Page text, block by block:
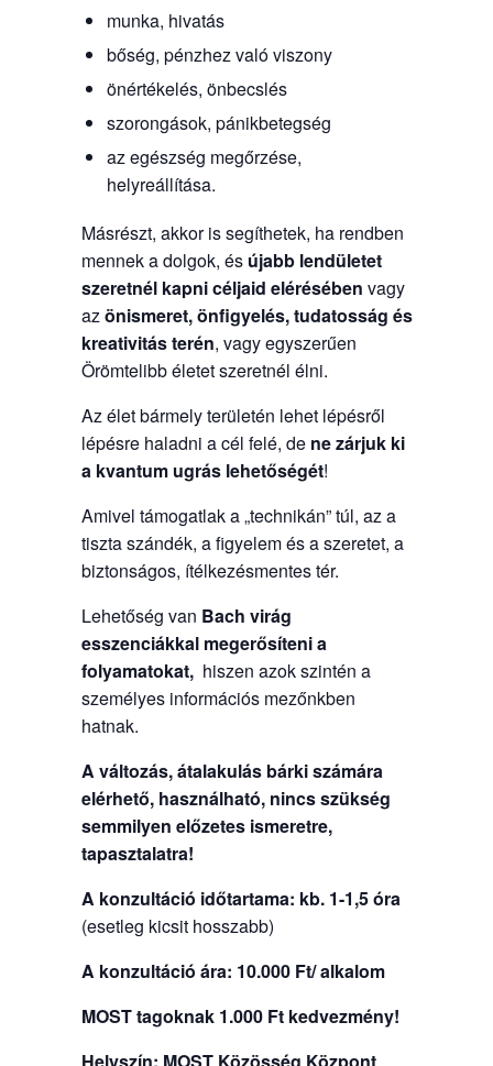
munka, hivatás
bőség, pénzhez való viszony
önértékelés, önbecslés
szorongások, pánikbetegség
az egészség megőrzése,
helyreállítása.
Másrészt, akkor is segíthetek, ha rendben
mennek a dolgok, és újabb lendületet
szeretnél kapni céljaid elérésében vagy
azönismeret, önfigyelés, tudatosság és
kreativitás terén, vagy egyszerűen
Örömtelibb életet szeretnél élni.
Az élet bármely területén lehet lépésről
lépésre haladni a cél felé, de ne zárjuk ki
a kvantum ugrás lehetőségét!
Amivel támogatlak a „technikán” túl, az a
tiszta szándék, a figyelem és a szeretet, a
biztonságos, ítélkezésmentes tér.
Lehetőség van Bach virág
esszenciákkal megerősíteni a
folyamatokat,hiszen azok szintén a
személyes információs mezőnkben
hatnak.
A változás, átalakulás bárki számára
elérhető, használható, nincs szükség
semmilyen előzetes ismeretre,
tapasztalatra!
A konzultáció időtartama: kb. 1-1,5 óra
(esetleg kicsit hosszabb)
A konzultáció ára: 10.000 Ft/ alkalom
MOST tagoknak 1.000 Ft kedvezmény!
Helyszín: MOST Közösség Központ,